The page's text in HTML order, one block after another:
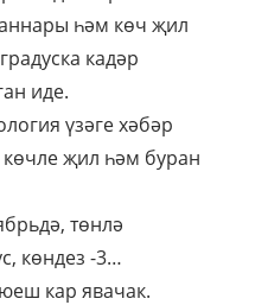
һәм көч җил
кадәр
иде.
үзәге хәбәр
көчле җил һәм буран
төнлә
көндез -3…
кар явачак.